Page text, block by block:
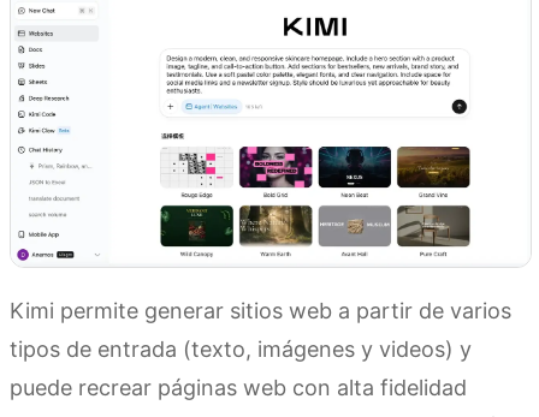
Kimi permite generar sitios web a partir de varios
tipos de entrada (texto, imágenes y videos) y
puede recrear páginas web con alta fidelidad